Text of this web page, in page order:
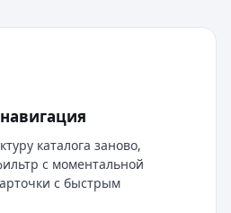
каталога заново,
с моментальной
с быстрым